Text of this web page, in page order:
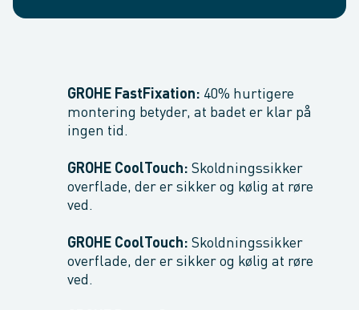
GROHE FastFixation: 40% hurtigere
montering betyder, at badet er klar på
ingen tid.
GROHE CoolTouch: Skoldningssikker
overflade, der er sikker og kølig at røre
ved.
GROHE CoolTouch: Skoldningssikker
overflade, der er sikker og kølig at røre
ved.